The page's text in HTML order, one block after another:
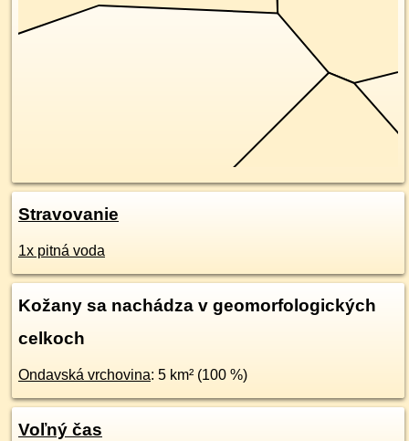
Stravovanie
1x pitná voda
Kožany sa nachádza v geomorfologických
celkoch
Ondavská vrchovina: 5 km² (100 %)
Voľný čas